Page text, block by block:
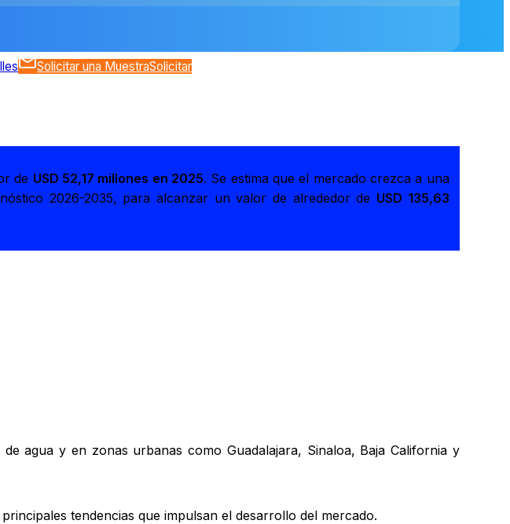
Solicitar una MuestraSolicitar
de USD 52,17 millones en 2025. Se estima que el mercado crezca a una
2026-2035, para alcanzar un valor de alrededor de USD 135,63
agua y en zonas urbanas como Guadalajara, Sinaloa, Baja California y
tendencias que impulsan el desarrollo del mercado.